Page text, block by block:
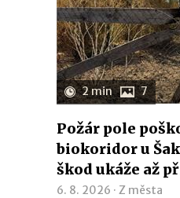
2 min 7
Požár pole
biokoridor u
škod ukáže až
6. 8. 2026 · Z města